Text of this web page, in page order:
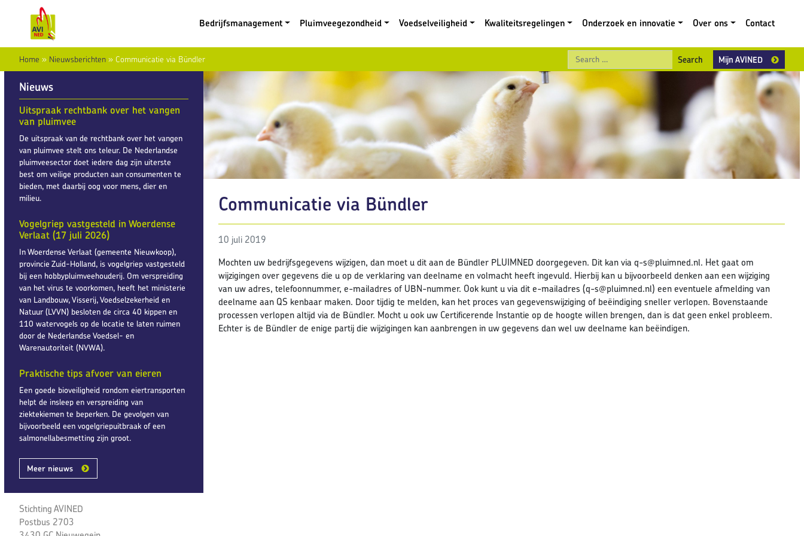
Bedrijfsmanagement
Pluimveegezondheid Voedselveiligheid Kwaliteitsregelingen Onderzoek en innovatie Over ons Contact
Home » Nieuwsberichten » Communicatie via Bündler Search
Mijn AVINED
Nieuws
Uitspraak rechtbank over het vangen
van pluimvee
De uitspraak van de rechtbank over het vangen
van pluimvee stelt ons teleur. De Nederlandse
pluimveesector doet iedere dag zijn uiterste
best om veilige producten aan consumenten te
bieden, met daarbij oog voor mens, dier en
milieu.
Vogelgriep vastgesteld in Woerdense
Verlaat (17 juli 2026)
In Woerdense Verlaat (gemeente Nieuwkoop),
provincie Zuid-Holland, is vogelgriep vastgesteld
bij een hobbypluimveehouderij. Om verspreiding
van het virus te voorkomen, heeft het ministerie
van Landbouw, Visserij, Voedselzekerheid en
Natuur (LVVN) besloten de circa 40 kippen en
110 watervogels op de locatie te laten ruimen
door de Nederlandse Voedsel- en
Warenautoriteit (NVWA).
Praktische tips afvoer van eieren
Een goede bioveiligheid rondom eiertransporten
helpt de insleep en verspreiding van
ziektekiemen te beperken. De gevolgen van
bijvoorbeeld een vogelgriepuitbraak of een
salmonellabesmetting zijn groot.
Meer nieuws
Stichting AVINED
Postbus 2703
Communicatie via Bündler
10 juli 2019
Mochten uw bedrijfsgegevens wijzigen, dan moet u dit aan de Bündler PLUIMNED doorgegeven. Dit kan via q-s@pluimned.nl. Het gaat om
wijzigingen over gegevens die u op de verklaring van deelname en volmacht heeft ingevuld. Hierbij kan u bijvoorbeeld denken aan een wijziging
van uw adres, telefoonnummer, e-mailadres of UBN-nummer. Ook kunt u via dit e-mailadres (q-s@pluimned.nl) een eventuele afmelding van
deelname aan QS kenbaar maken. Door tijdig te melden, kan het proces van gegevenswijziging of beëindiging sneller verlopen. Bovenstaande
processen verlopen altijd via de Bündler. Mocht u ook uw Certificerende Instantie op de hoogte willen brengen, dan is dat geen enkel probleem.
Echter is de Bündler de enige partij die wijzigingen kan aanbrengen in uw gegevens dan wel uw deelname kan beëindigen.